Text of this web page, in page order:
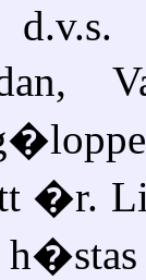
�r.